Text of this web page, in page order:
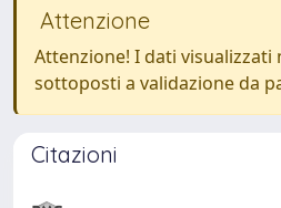
Attenzione
Attenzione! I dati visualizzati
sottoposti a validazione da
Citazioni